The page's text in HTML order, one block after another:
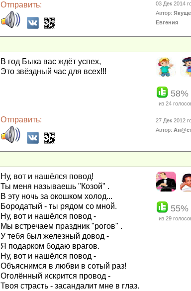
Отправить:
03 Дек 2014
Автор:
Евгения
В год Быка вас ждёт успех,
Это звёздный час для всех!!!
58%
из 24
Отправить:
27 Дек 2012
Автор:
Ну, вот и нашёлся повод!
Ты меня называешь "Козой" .
В эту ночь за окошком холод...
Бородатый - ты рядом со мной.
Ну, вот и нашёлся повод -
Мы встречаем праздник "рогов" .
У тебя был железный довод -
Я подарком бодаю врагов.
Ну, вот и нашёлся повод -
Объяснимся в любви в сотый раз!
Оголённый искрится провод -
Твоя страсть - засандалит мне в глаз.
55%
из 29